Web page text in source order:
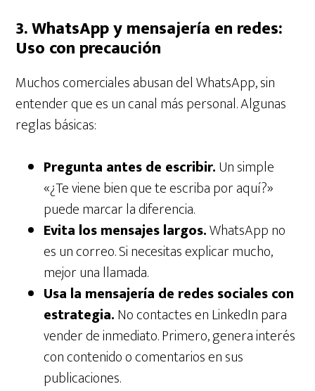
3. WhatsApp y mensajería en redes:
Uso con precaución
Muchos comerciales abusan del WhatsApp, sin
entender que es un canal más personal. Algunas
reglas básicas:
Pregunta antes de escribir.Un simple
«¿Te viene bien que te escriba por aquí?»
puede marcar la diferencia.
Evita los mensajes largos.WhatsApp no
es un correo. Si necesitas explicar mucho,
mejor una llamada.
Usa la mensajería de redes sociales con
estrategia.No contactes en LinkedIn para
vender de inmediato. Primero, genera interés
con contenido o comentarios en sus
publicaciones.